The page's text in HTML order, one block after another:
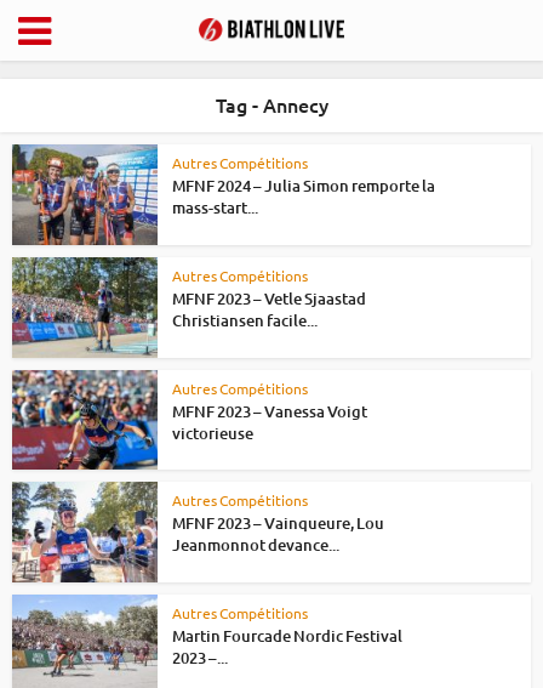
Tag - Annecy
Autres Compétitions
MFNF 2024 – Julia Simon remporte la
mass-start...
Autres Compétitions
MFNF 2023 – Vetle Sjaastad
Christiansen facile...
Autres Compétitions
MFNF 2023 – Vanessa Voigt
victorieuse
Autres Compétitions
MFNF 2023 – Vainqueure, Lou
Jeanmonnot devance...
Autres Compétitions
Martin Fourcade Nordic Festival
2023 –...